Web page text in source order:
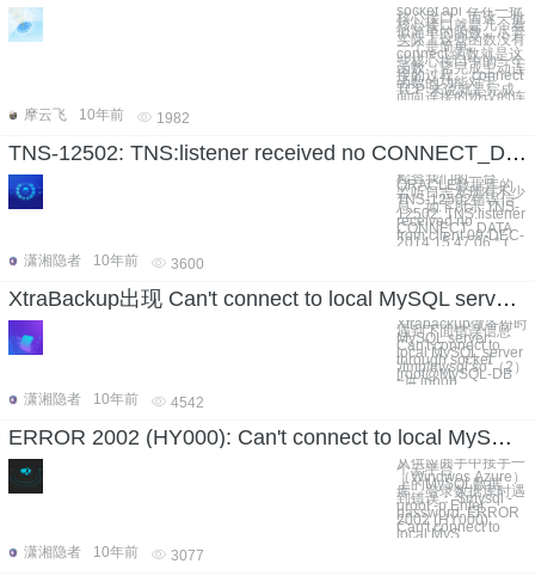
socket api 存在一批
核心接口，而这一批
核心接口就是几个看
似简单的函数，尽管
实际上这些函数没有
一个是简单。
connect 函数就是这
些核心接口中的一个
函数，它完成主动连
接的过程。 connect
函数的功能对于
TCP 来说就是完成
面向连接的协议的连
摩云飞
10年前 1982
TNS-12502: TNS:listener received no CONNECT_DATA from client
检查我们的一台
ORACLE数据库的
监听日志发现有不少
TNS-12502错误信
息。如下所示 TNS-
12502: TNS:listener
received no
CONNECT_DATA
from client 09-DEC-
2014 15:47:06 * (
潇湘隐者
10年前 3600
XtraBackup出现 Can't connect to local MySQL server through socket '/tmp/mysql.sock'
Xtrabackup做备份时
遇到下面错误信息
MySQL server:
Can't connect to
local MySQL server
through socket
'/tmp/mysql.so‘（2）
[root@MySQL-DB
~]# innob
潇湘隐者
10年前 4542
ERROR 2002 (HY000): Can't connect to local MySQL server through socket '/var/lib/mysql/mysql.sock' (2)
从供应商手中接手一
个云平台
（Windwos Azure）
上的MySQL数据
库，登录数据库时遇
到错误： $mysql -
uroot -p Enter
password: ERROR
2002 (HY000):
Can't connect to
local MyS
潇湘隐者
10年前 3077